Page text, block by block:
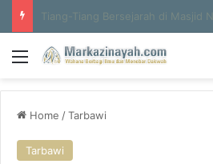
Al-Hajun
Menu
Home /Tarbawi
Tarbawi